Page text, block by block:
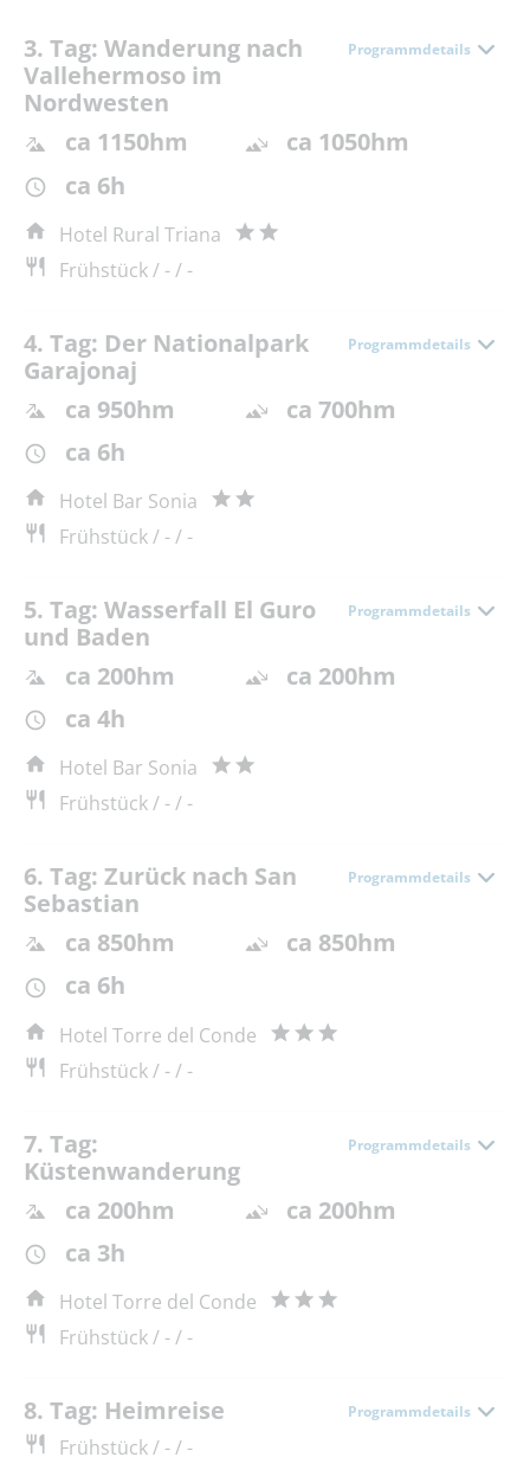
3. Tag: Wanderung nach
Vallehermoso im
Nordwesten
Programmdetails
ca 1150hm
ca 1050hm
ca 6h
Hotel Rural Triana
Frühstück / - / -
4. Tag: Der Nationalpark
Garajonaj
Programmdetails
ca 950hm
ca 700hm
ca 6h
Hotel Bar Sonia
Frühstück / - / -
5. Tag: Wasserfall El Guro
und Baden
Programmdetails
ca 200hm
ca 200hm
ca 4h
Hotel Bar Sonia
Frühstück / - / -
6. Tag: Zurück nach San
Sebastian
Programmdetails
ca 850hm
ca 850hm
ca 6h
Hotel Torre del Conde
Frühstück / - / -
7. Tag:
Küstenwanderung
Programmdetails
ca 200hm
ca 200hm
ca 3h
Hotel Torre del Conde
Frühstück / - / -
8. Tag: Heimreise Programmdetails
Frühstück / - / -